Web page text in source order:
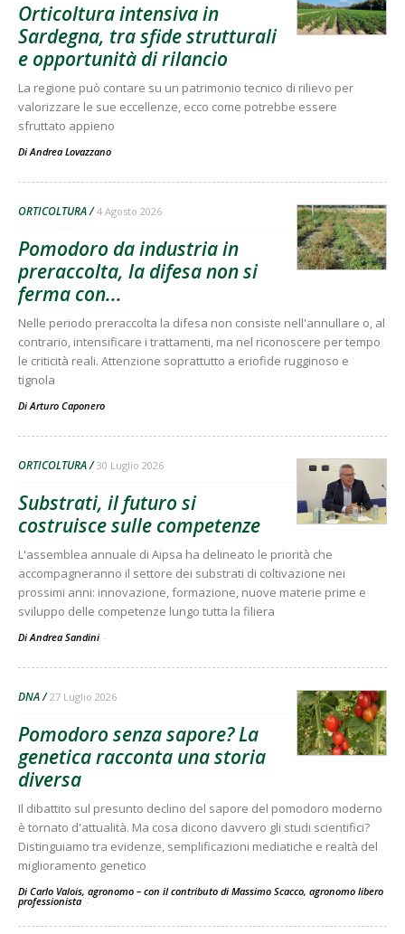
Orticoltura intensiva in
Sardegna, tra sfide strutturali
e opportunità di rilancio
La regione può contare su un patrimonio tecnico di rilievo per
valorizzare le sue eccellenze, ecco come potrebbe essere
sfruttato appieno
DiAndrea Lovazzano
ORTICOLTURA 4 Agosto 2026
Pomodoro da industria in
preraccolta, la difesa non si
ferma con...
Nelle periodo preraccolta la difesa non consiste nell'annullare o, al
contrario, intensificare i trattamenti, ma nel riconoscere per tempo
le criticità reali. Attenzione soprattutto a eriofide rugginoso e
tignola
DiArturo Caponero
ORTICOLTURA 30 Luglio 2026
Substrati, il futuro si
costruisce sulle competenze
L'assemblea annuale di Aipsa ha delineato le priorità che
accompagneranno il settore dei substrati di coltivazione nei
prossimi anni: innovazione, formazione, nuove materie prime e
sviluppo delle competenze lungo tutta la filiera
Di Andrea Sandini -
DNA 27 Luglio 2026
Pomodoro senza sapore? La
genetica racconta una storia
diversa
Il dibattito sul presunto declino del sapore del pomodoro moderno
è tornato d'attualità. Ma cosa dicono davvero gli studi scientifici?
Distinguiamo tra evidenze, semplificazioni mediatiche e realtà del
miglioramento genetico
Di Carlo Valois, agronomo – con il contributo di Massimo Scacco, agronomo libero
professionista -